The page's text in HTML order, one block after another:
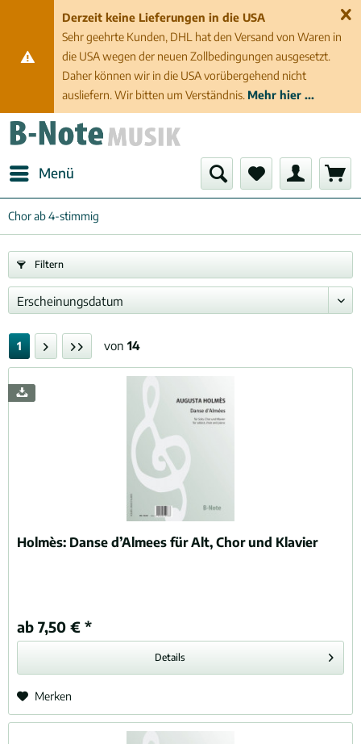
Derzeit keine Lieferungen in die USA
Sehr geehrte Kunden, DHL hat den Versand von Waren in
die USA wegen der neuen Zollbedingungen ausgesetzt.
Daher können wir in die USA vorübergehend nicht
ausliefern. Wir bitten um Verständnis. Mehr hier ...
Menü
Chor ab 4-stimmig
Filtern
1 von 14
Holmès: Danse d’Almees für Alt, Chor und Klavier
ab 7,50 € *
Details
Merken